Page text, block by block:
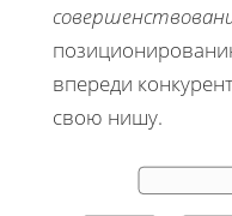
впереди
свою нишу.